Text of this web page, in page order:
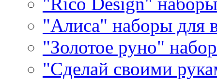
"Алиса" наборы для
"Золотое руно"
"Сделай своими